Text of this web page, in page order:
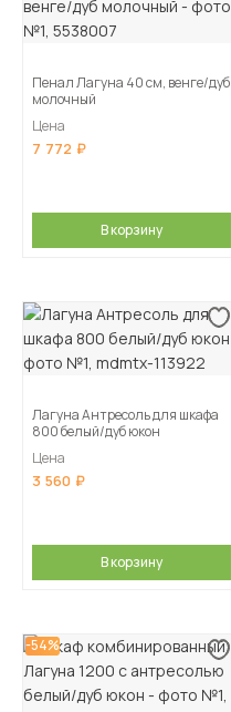
Пенал Лагуна 40 см, венге/дуб
молочный
Цена
7 772
В корзину
Лагуна Антресоль для шкафа
800 белый/дуб юкон
Цена
3 560
В корзину
-54%